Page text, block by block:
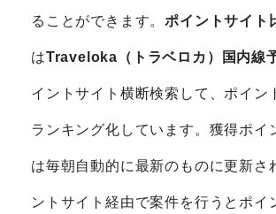
ることができます。ポイントサイト
はTraveloka（トラベロカ）国内線
イントサイト横断検索して、ポイン
ランキング化しています。獲得ポイ
は毎朝自動的に最新のものに更新さ
ントサイト経由で案件を行うとポイ